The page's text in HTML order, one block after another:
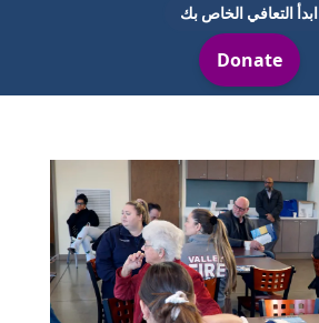
ابدأ التعافي الخاص بك